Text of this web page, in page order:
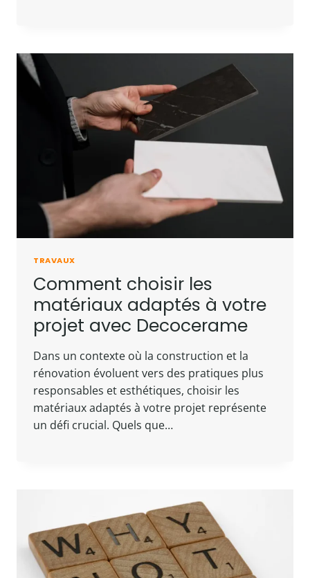
TRAVAUX
Comment choisir les
matériaux adaptés à votre
projet avec Decocerame
Dans un contexte où la construction et la
rénovation évoluent vers des pratiques plus
responsables et esthétiques, choisir les
matériaux adaptés à votre projet représente
un défi crucial. Quels que…